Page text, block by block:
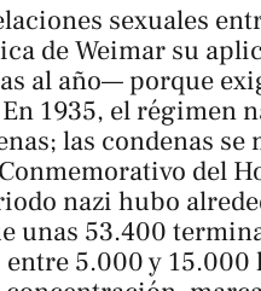
sexuales
de Weimar su
al año— porque
1935, el régimen
las condenas
del
nazi hubo
unas 53.400
5.000 y 15.000